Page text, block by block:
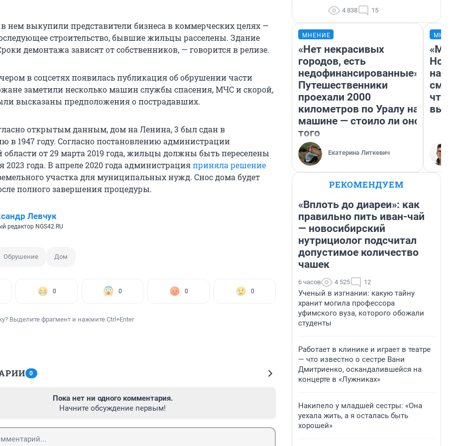
нем выкупили представители бизнеса в коммерческих целях —
строительство, бывшие жильцы расселены. Здание
демонтажа зависят от собственников, — говорится в релизе.
в соцсетях появилась публикация об обрушении части
заметили несколько машин службы спасения, МЧС и скорой,
высказаны предположения о пострадавших.
открытым данным, дом на Ленина, 3 был сдан в
в 1947 году. Согласно постановлению администрации
области от 29 марта 2019 года, жильцы должны быть переселены
2023 года. В апреле 2020 года администрацияприняла решение
участка для муниципальных нужд. Снос дома будет
полного завершения процедуры.
Левчук
редактор NGS42.RU
Обрушение Дом
0 0 0 0
Выделите фрагмент и нажмите Ctrl+Enter
0
Пока нет ни одного комментария.
Начните обсуждение первым!
4 838 15
МНЕНИЕ
«Нет некрасивых
городов, есть
недофинансированные».
Путешественники
проехали 2000
километров по Уралу на
машине — стоило ли оно
того
Екатерина Литкевич
«Мы
РЕКОМЕНДУЕМ
«Вплоть до диареи»: как
правильно пить иван-чай
— новосибирский
нутрициолог подсчитал
допустимое количество
чашек
6 часов 4 525 12
Ученый в изгнании: какую тайну
хранит могила профессора
уфимского вуза, которого обожали
студенты
Работает в клинике и играет в театре
— что известно о сестре Вани
Дмитриенко, оскандалившейся на
концерте в «Лужниках»
Накипело у младшей сестры: «Она
уехала жить, а я осталась быть
хорошей»